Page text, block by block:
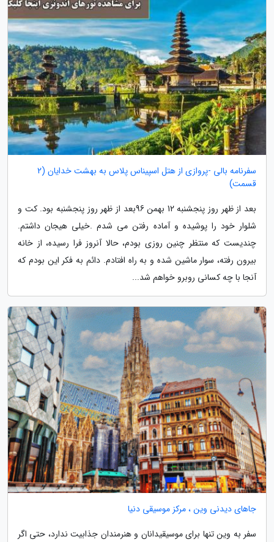
سفرنامه بالی -پروازی از هتل اسپیناس پلاس به بهشت خدایان (2
قسمت)
بعد از ظهر روز پنجشنبه 12 بهمن 96بعد از ظهر روز پنجشنبه بود. کت و
شلوار خود را پوشیده و آماده رفتن می شدم .خیلی هیجان داشتم.
چندیست که منتظر چنین روزی بودم، حالا آنروز فرا رسیده، از خانه
بیرون رفته، سوار ماشین شده و به راه افتادم. دائم به فکر این بودم که
آنجا با چه کسانی روبرو خواهم شد...
جاهای دیدنی وین ، مرکز موسیقی دنیا
سفر به وین تنها برای موسیقیدانان و هنرمندان جذابیت ندارد، حتی اگر